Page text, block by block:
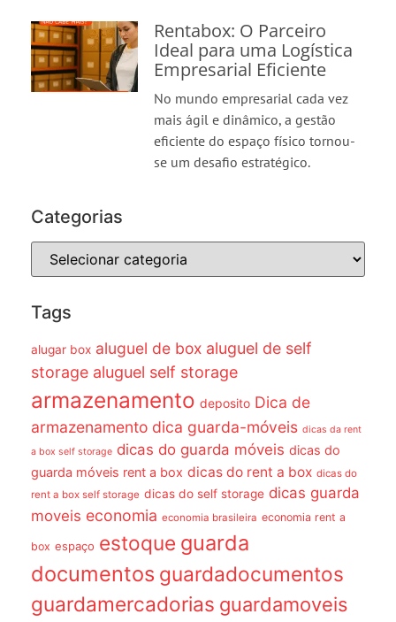
Rentabox: O Parceiro
Ideal para uma Logística
Empresarial Eficiente
No mundo empresarial cada vez
mais ágil e dinâmico, a gestão
eficiente do espaço físico tornou-
se um desafio estratégico.
Categorias
Tags
alugar box aluguel de box aluguel de self
storage aluguel self storage
armazenamento deposito Dica de
armazenamento dica guarda-móveis dicas da rent
a box self storage dicas do guarda móveis dicas do
guarda móveis rent a box dicas do rent a box dicas do
rent a box self storage dicas do self storage dicas guarda
moveis economia economia brasileira economia rent a
box espaço estoque guarda
documentos guardadocumentos
guardamercadorias guardamoveis